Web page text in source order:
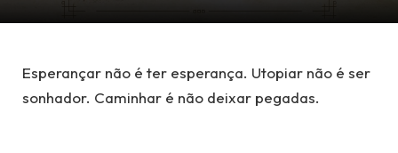
Esperançar não é ter esperança. Utopiar não é ser
sonhador. Caminhar é não deixar pegadas.